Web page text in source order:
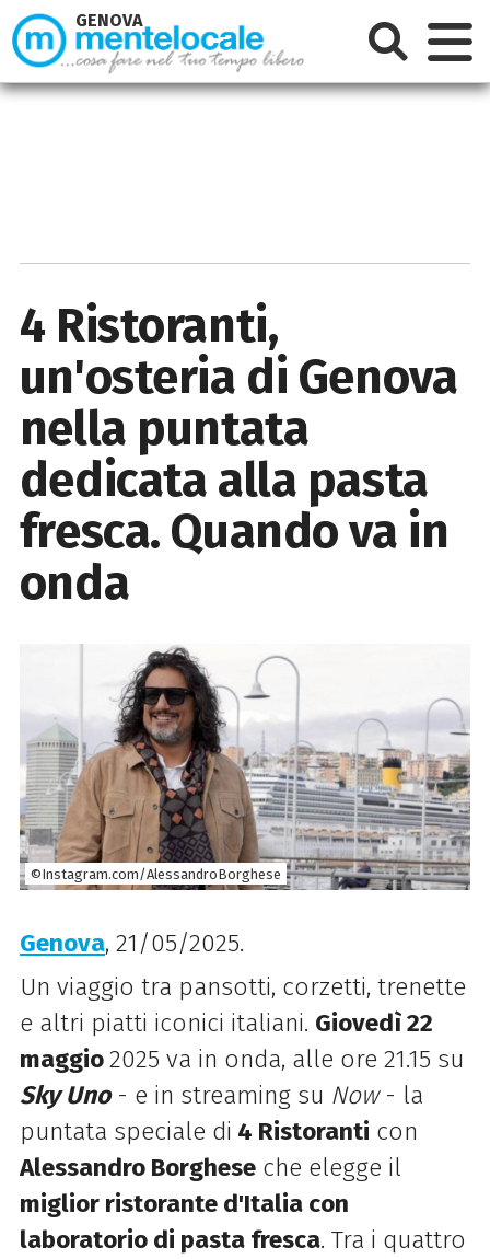
4 Ristoranti,
un'osteria di Genova
nella puntata
dedicata alla pasta
fresca. Quando va in
onda
©Instagram.com/AlessandroBorghese
Genova, 21/05/2025.
Un viaggio tra pansotti, corzetti, trenette
e altri piatti iconici italiani. Giovedì 22
maggio2025 va in onda, alle ore 21.15 su
Sky Uno- e in streaming su Now - la
puntata speciale di 4 Ristoranti con
Alessandro Borgheseche elegge il
miglior ristorante d'Italia con
laboratorio di pasta fresca. Tra i quattro
GENOVA